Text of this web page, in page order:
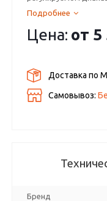
Подробнее
Цена: от 5
Доставка по
Самовывоз:
Бренд